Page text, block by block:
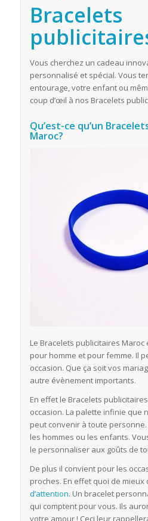
Bracelets
Vous cherchez un cadeau
personnalisé et spécial. Vous
entourage, votre enfant ou
coup d’œil à nos Bracelets
Qu’est-ce qu’un
Maroc?
Le Bracelets publicitaires
pour homme et pour femme. Il
occasion. Que ça soit vos
autre évènement importants.
En effet le Bracelets
occasion. La palette infinie que
peut convenir à toute
les hommes ou les enfants.
le personnaliser aux goûts de
De plus il convient pour les
proches. En effet quoi de mieux
d’attention. Un bracelet
qui comptent pour vous. Ils
votre amour ! Ceci leur